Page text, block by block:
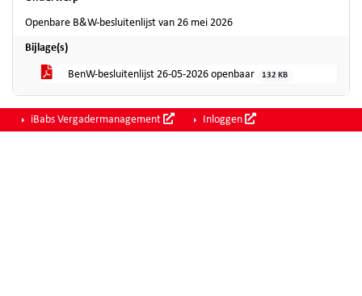
Openbare B&W-besluitenlijst van 26 mei 2026
Bijlage(s)
BenW-besluitenlijst 26-05-2026 openbaar 132 KB
iBabs Vergadermanagement Inloggen